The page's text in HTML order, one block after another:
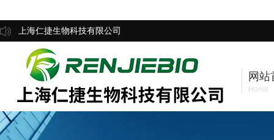
上海仁捷生物科技有限公司
网站
Home